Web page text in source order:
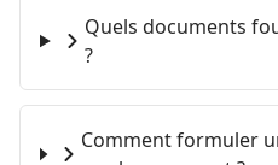
Quels documents
?
Comment formuler